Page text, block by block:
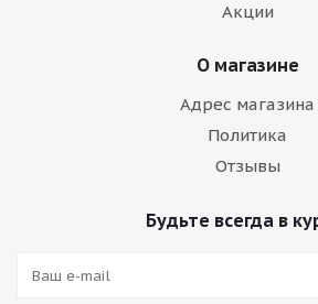
Акции
О магазине
Адрес магазина
Политика
Отзывы
Будьте всегда в